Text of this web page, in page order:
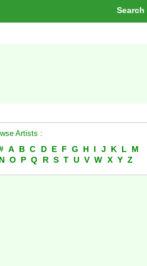
Search
Artists :
A B C D E F G H I J K L
M
O P Q R S T U V W X Y Z